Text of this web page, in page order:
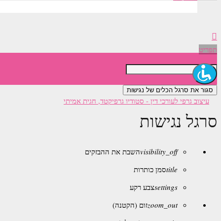
תפריט
סגור את סרגל הכלים של נגישות
סרגל נגישות
visibility_offהשבת את ההבזקים
titleסמן כותרות
settingsצבע רקע
zoom_outזום (הקטנה)